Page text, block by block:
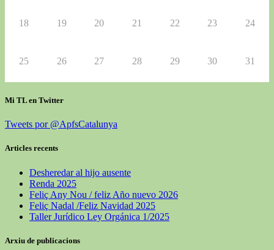
18 19 20 21 22 23 24
25 26 27 28 29 30 31
Mi TL en Twitter
Tweets por @ApfsCatalunya
Articles recents
Desheredar al hijo ausente
Renda 2025
Feliç Any Nou / feliz Año nuevo 2026
Feliç Nadal /Feliz Navidad 2025
Taller Jurídico Ley Orgánica 1/2025
Arxiu de publicacions